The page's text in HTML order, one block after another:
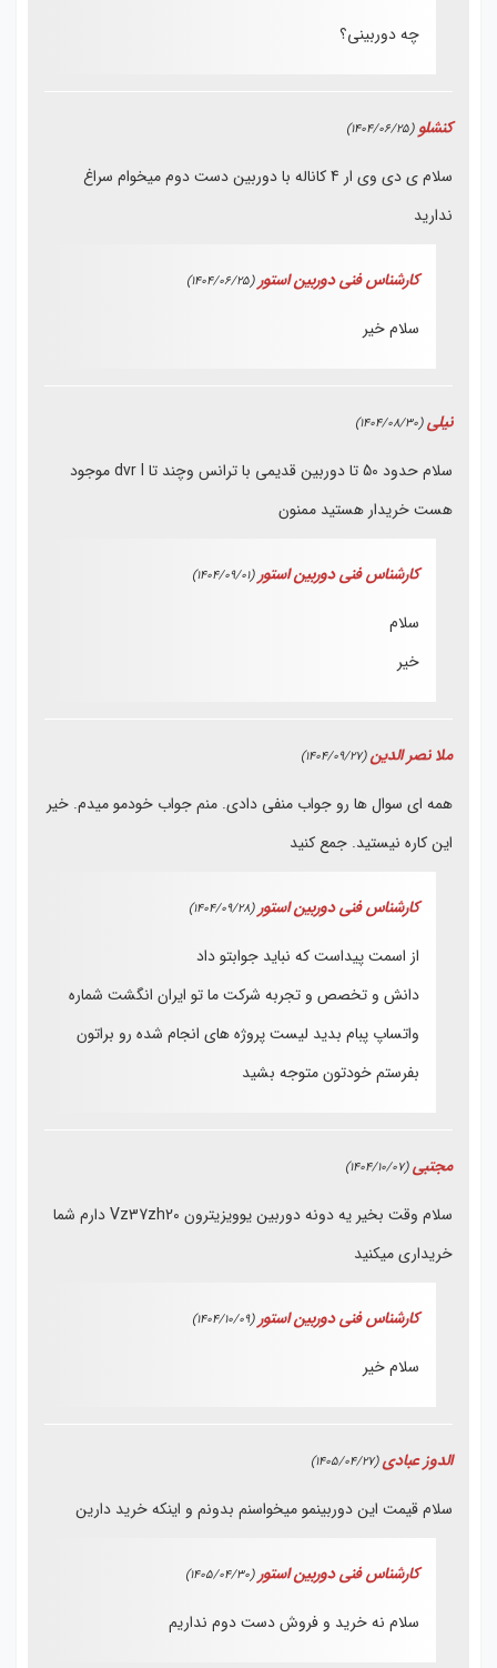
چه دوربینی؟
کنشلو (1404/06/25)
سلام ی دی وی ار 4 کاناله با دوربین دست دوم میخوام سراغ
ندارید
کارشناس فنی دوربین استور (1404/06/25)
سلام خیر
نیلی (1404/08/30)
سلام حدود 50 تا دوربین قدیمی با ترانس وچند تا dvr l موجود
هست خریدار هستید ممنون
کارشناس فنی دوربین استور (1404/09/01)
سلام
خیر
ملا نصر الدین (1404/09/27)
همه ای سوال ها رو جواب منفی دادی. منم جواب خودمو میدم. خیر
این کاره نیستید. جمع کنید
کارشناس فنی دوربین استور (1404/09/28)
از اسمت پیداست که نباید جوابتو داد
دانش و تخصص و تجربه شرکت ما تو ایران انگشت شماره
واتساپ پبام بدید لیست پروژه های انجام شده رو براتون
بفرستم خودتون متوجه بشید
مجتبی (1404/10/07)
سلام وقت بخیر یه دونه دوربین یوویزیترون Vz37zh20 دارم شما
خریداری میکنید
کارشناس فنی دوربین استور (1404/10/09)
سلام خیر
الدوز عبادی (1405/04/27)
سلام قیمت این دوربینمو میخواسنم بدونم و اینکه خرید دارین
کارشناس فنی دوربین استور (1405/04/30)
سلام نه خرید و فروش دست دوم نداریم